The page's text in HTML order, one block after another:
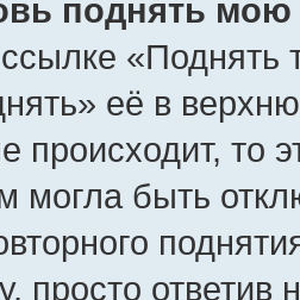
поднять мою
«Поднять
её в
происходит, то
могла быть
просто ответив